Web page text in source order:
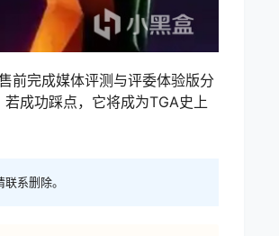
前完成媒体评测与评委体验版分
成功踩点，它将成为TGA史上
系删除。